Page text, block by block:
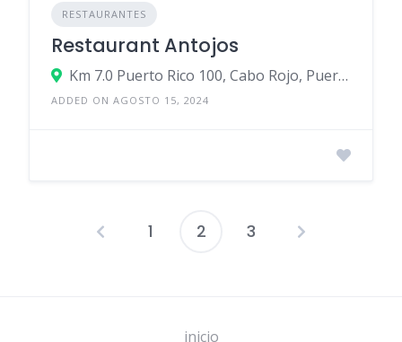
RESTAURANTES
Restaurant Antojos
Km 7.0 Puerto Rico 100, Cabo Rojo, Puerto Rico
ADDED ON AGOSTO 15, 2024
Navegación
1 2 3
inicio